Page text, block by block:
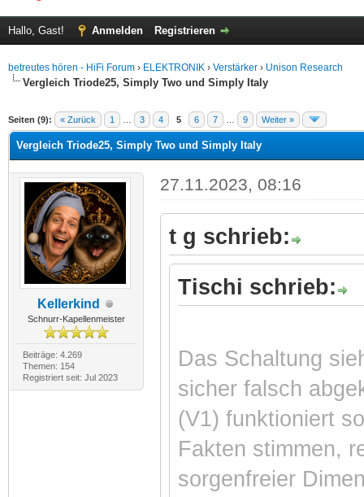
Hallo, Gast! Anmelden Registrieren
betreutes hören - HiFi Forum › ELEKTRONIK › Verstärker › Unison Research
Vergleich Triode25, Simply Two und Simply Italy
Seiten (9): « Zurück 1 3 4 5 6 7 9 Weiter »
Vergleich Triode25, Simply Two und Simply Italy
Kellerkind
Schnurr-Kapellenmeister
Beiträge: 4.269
Themen: 154
Registriert seit: Jul 2023
27.11.2023, 08:16
t g schrieb:
Tischi schrieb:
Das Schaltung
sicher falsch
(V1) funktioniert
Fakten stimmen,
sorgenfreier